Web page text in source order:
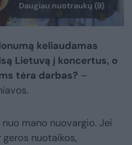
Daugiau nuotraukų (9)
keliaudamas
Lietuvą į koncertus, o
tėra darbas? –
mano nuovargio. Jei
nuotaikos,